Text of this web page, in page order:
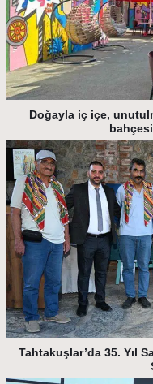
Doğayla iç içe,
Tahtakuşlar’da 35. Yıl